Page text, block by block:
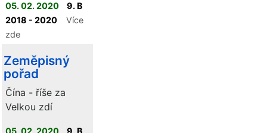
05. 02. 2020
9. B
2018 - 2020
Více
zde
Zeměpisný
pořad
Čína - říše za
Velkou zdí
05. 02. 2020
9. B